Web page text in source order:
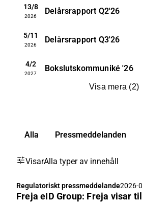
13/8
2026
Delårsrapport Q2'26
5/11
2026
Delårsrapport Q3'26
4/2
2027
Bokslutskommuniké '26
Visa mera (2)
Alla Pressmeddelanden
VisarAlla typer av innehåll
Regulatoriskt pressmeddelande2026-
Freja eID Group: Freja visar